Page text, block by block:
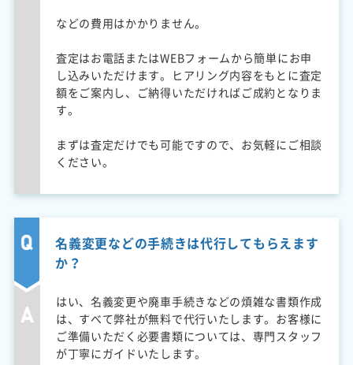
などの費用はかかりません。
査定はお電話またはWEBフォームから簡単にお申
し込みいただけます。ヒアリング内容をもとに査定
額をご案内し、ご納得いただければご成約となりま
す。
まずは査定だけでも可能ですので、お気軽にご相談
ください。
名義変更などの手続きは代行してもらえます
か？
はい、名義変更や廃車手続きなどの煩雑な書類作成
は、すべて弊社が無料で代行いたします。お客様に
ご準備いただく必要書類については、専門スタッフ
が丁寧にガイドいたします。